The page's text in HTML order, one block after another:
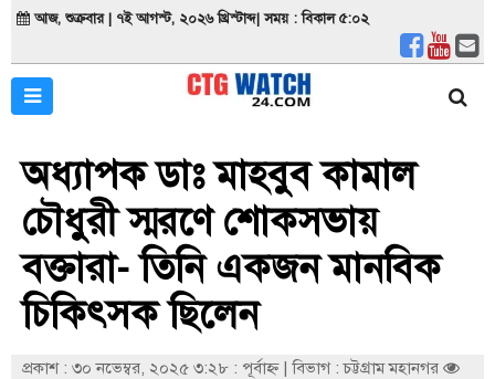
আজ, শুক্রবার | ৭ই আগস্ট, ২০২৬ খ্রিস্টাব্দ| সময় : বিকাল ৫:০২
অধ্যাপক ডাঃ মাহবুব কামাল
চৌধুরী স্মরণে শোকসভায়
বক্তারা- তিনি একজন মানবিক
চিকিৎসক ছিলেন
প্রকাশ : ৩০ নভেম্বর, ২০২৫ ৩:২৮ : পূর্বাহ্ণ |বিভাগ : চট্টগ্রাম মহানগর